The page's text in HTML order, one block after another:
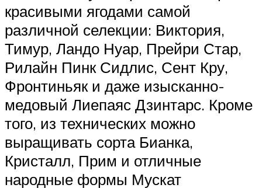
красивыми ягодами самой
различной селекции: Виктория,
Тимур, Ландо Нуар, Прейри Стар,
Рилайн Пинк Сидлис, Сент Кру,
Фронтиньяк и даже изысканно-
медовый Лиепаяс Дзинтарс. Кроме
того, из технических можно
выращивать сорта Бианка,
Кристалл, Прим и отличные
народные формы Мускат